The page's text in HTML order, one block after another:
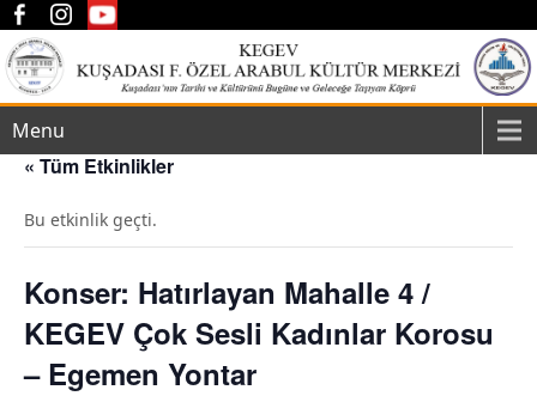
Menu
« Tüm Etkinlikler
Bu etkinlik geçti.
Konser: Hatırlayan Mahalle 4 /
KEGEV Çok Sesli Kadınlar Korosu
– Egemen Yontar